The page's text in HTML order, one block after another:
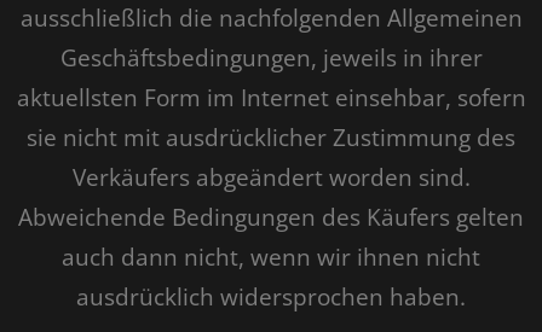
ausschließlich die nachfolgenden Allgemeinen
Geschäftsbedingungen, jeweils in ihrer
aktuellsten Form im Internet einsehbar, sofern
sie nicht mit ausdrücklicher Zustimmung des
Verkäufers abgeändert worden sind.
Abweichende Bedingungen des Käufers gelten
auch dann nicht, wenn wir ihnen nicht
ausdrücklich widersprochen haben.